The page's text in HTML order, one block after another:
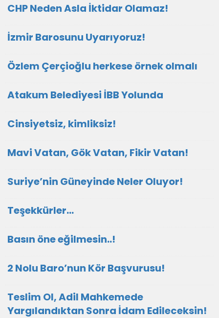
CHP Neden Asla İktidar Olamaz!
İzmir Barosunu Uyarıyoruz!
Özlem Çerçioğlu herkese örnek olmalı
Atakum Belediyesi İBB Yolunda
Cinsiyetsiz, kimliksiz!
Mavi Vatan, Gök Vatan, Fikir Vatan!
Suriye’nin Güneyinde Neler Oluyor!
Teşekkürler…
Basın öne eğilmesin..!
2 Nolu Baro’nun Kör Başvurusu!
Teslim Ol, Adil Mahkemede
Yargılandıktan Sonra İdam Edileceksin!